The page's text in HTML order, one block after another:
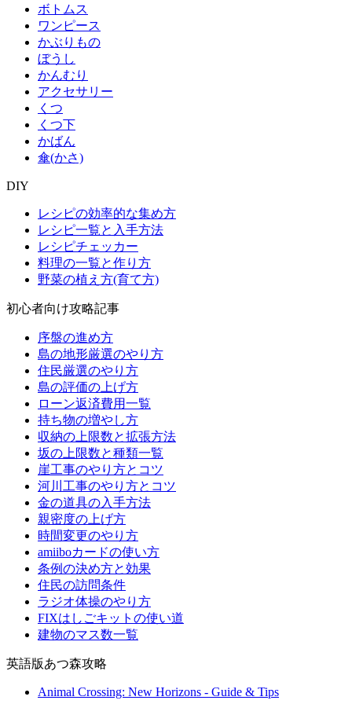
ボトムス
ワンピース
かぶりもの
ぼうし
かんむり
アクセサリー
くつ
くつ下
かばん
傘(かさ)
DIY
レシピの効率的な集め方
レシピ一覧と入手方法
レシピチェッカー
料理の一覧と作り方
野菜の植え方(育て方)
初心者向け攻略記事
序盤の進め方
島の地形厳選のやり方
住民厳選のやり方
島の評価の上げ方
ローン返済費用一覧
持ち物の増やし方
収納の上限数と拡張方法
坂の上限数と種類一覧
崖工事のやり方とコツ
河川工事のやり方とコツ
金の道具の入手方法
親密度の上げ方
時間変更のやり方
amiiboカードの使い方
条例の決め方と効果
住民の訪問条件
ラジオ体操のやり方
FIXはしごキットの使い道
建物のマス数一覧
英語版あつ森攻略
Animal Crossing: New Horizons - Guide & Tips